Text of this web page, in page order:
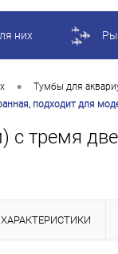
них
• Тумбы для
подходит для
с тремя
ХАРАКТЕРИСТИКИ